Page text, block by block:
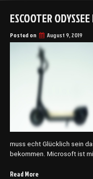
ESCOOTER
Posted on August 9, 2019
muss echt Glücklich sein
bekommen. Microsoft ist
Read More„eScooter